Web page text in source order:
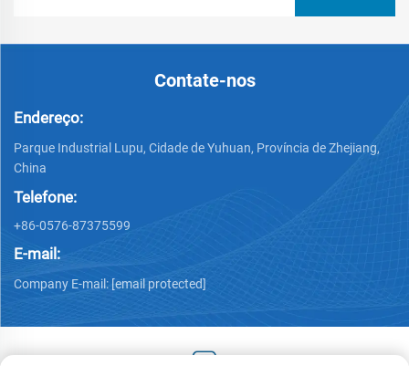
Contate-nos
Endereço:
Parque Industrial Lupu, Cidade de Yuhuan, Província de Zhejiang,
China
Telefone:
+86-0576-87375599
E-mail:
Company E-mail: [email protected]